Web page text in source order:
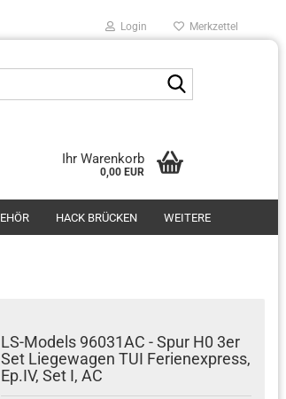
Login Merkzettel
Ihr Warenkorb
0,00 EUR
HACK BRÜCKEN WEITERE
LS-Models 96031AC - Spur H0 3er
Set Liegewagen TUI Ferienexpress,
Ep.IV, Set I, AC